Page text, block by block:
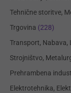
Tehnične storitve,
Trgovina (228)
Transport, Nabava,
Strojništvo,
Prehrambena
Elektrotehnika,